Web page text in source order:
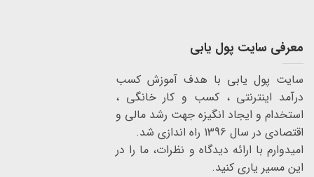
معرفی سایت پول یابی
سایت پول یابی با هدف آموزش کسب
درآمد اینترنتی ، کسب و کار خانگی ،
استخدام و ایجاد انگیزه جهت رشد مالی و
اقتصادی در سال 1396 راه اندازی شد.
امیدوارم با ارائه دیدگاه و نظرات، ما را در
این مسیر یاری کنید.